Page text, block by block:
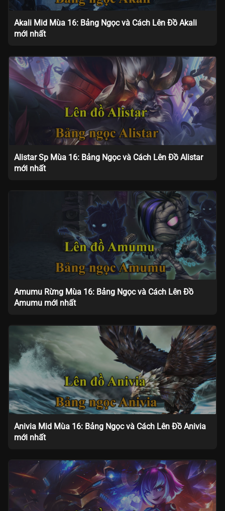
Akali Mid Mùa 16: Bảng Ngọc và Cách Lên Đồ Akali
mới nhất
Alistar Sp Mùa 16: Bảng Ngọc và Cách Lên Đồ Alistar
mới nhất
Amumu Rừng Mùa 16: Bảng Ngọc và Cách Lên Đồ
Amumu mới nhất
Anivia Mid Mùa 16: Bảng Ngọc và Cách Lên Đồ Anivia
mới nhất